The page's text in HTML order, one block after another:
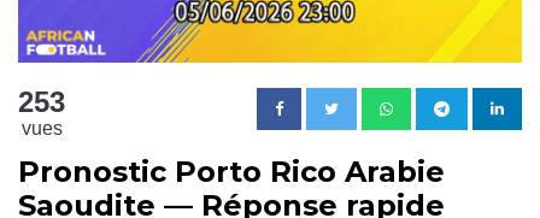
253
vues
Pronostic Porto Rico Arabie
Saoudite — Réponse rapide